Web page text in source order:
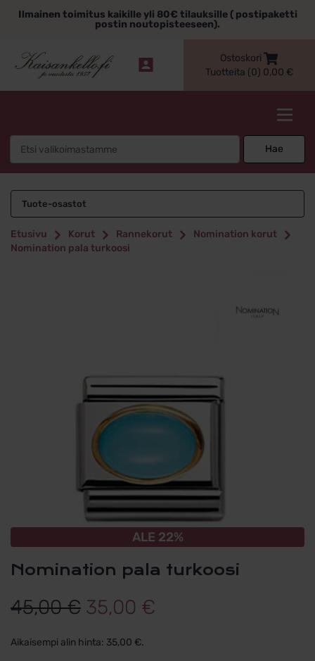
sisältöönIlmainen toimitus kaikille yli 80€ tilauksille ( postipaketti
postin noutopisteeseen).
Ostoskori
Tuotteita (0) 0,00 €
Hae
Tuote-osastot
Etusivu Korut Rannekorut
Nomination korut
Nomination pala turkoosi
ALE 22%
Nomination pala turkoosi
45,00€ Alkuperäinen
hinta
35,00 €
Aikaisempi alin hinta: 35,00 €.